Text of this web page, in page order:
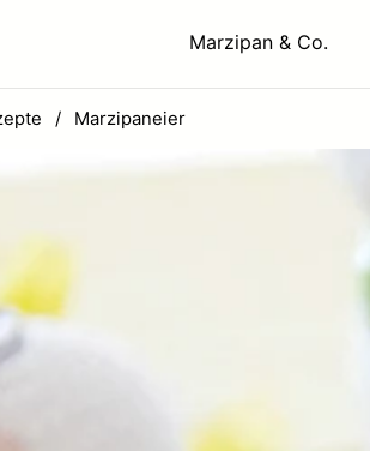
Marzipan & Co.
/ Marzipaneier